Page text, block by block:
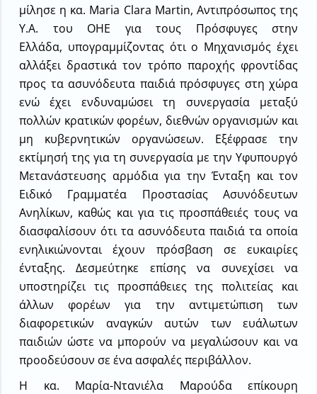
μίλησε η κα. Maria Clara Martin, Αντιπρόσωπος της
Υ.Α. του ΟΗΕ για τους Πρόσφυγες στην
Ελλάδα, υπογραμμίζοντας ότι ο Μηχανισμός έχει
αλλάξει δραστικά τον τρόπο παροχής φροντίδας
προς τα ασυνόδευτα παιδιά πρόσφυγες στη χώρα
ενώ έχει ενδυναμώσει τη συνεργασία μεταξύ
πολλών κρατικών φορέων, διεθνών οργανισμών και
μη κυβερνητικών οργανώσεων. Εξέφρασε την
εκτίμησή της για τη συνεργασία με την Υφυπουργό
Μετανάστευσης αρμόδια για την Ένταξη και τον
Ειδικό Γραμματέα Προστασίας Ασυνόδευτων
Ανηλίκων, καθώς και για τις προσπάθειές τους να
διασφαλίσουν ότι τα ασυνόδευτα παιδιά τα οποία
ενηλικιώνονται έχουν πρόσβαση σε ευκαιρίες
ένταξης. Δεσμεύτηκε επίσης να συνεχίσει να
υποστηρίζει τις προσπάθειες της πολιτείας και
άλλων φορέων για την αντιμετώπιση των
διαφορετικών αναγκών αυτών των ευάλωτων
παιδιών ώστε να μπορούν να μεγαλώσουν και να
προοδεύσουν σε ένα ασφαλές περιβάλλον.
Η κα. Μαρία-Ντανιέλα Μαρούδα επίκουρη